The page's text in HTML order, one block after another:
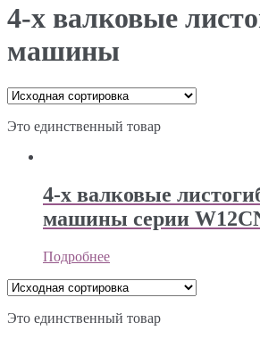
4-х валковые
машины
Это единственный товар
4-х валковые
машины серии
Подробнее
Это единственный товар